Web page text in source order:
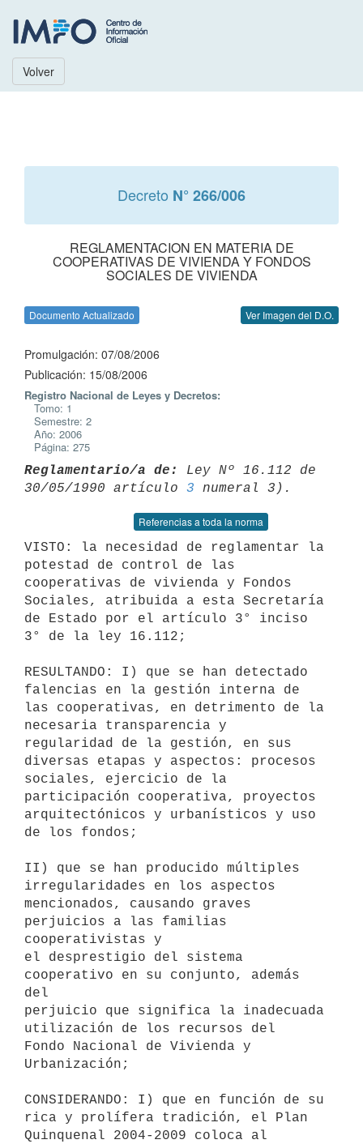
Volver
Decreto N° 266/006
REGLAMENTACION EN MATERIA DE
COOPERATIVAS DE VIVIENDA Y FONDOS
SOCIALES DE VIVIENDA
Documento Actualizado Ver Imagen del D.O.
Promulgación: 07/08/2006
Publicación: 15/08/2006
Registro Nacional de Leyes y Decretos:
Tomo: 1
Semestre: 2
Año: 2006
Página: 275
Reglamentario/a de:
Ley Nº 16.112 de
30/05/1990 artículo 3
Referencias a toda la norma
VISTO: la necesidad de reglamentar la
potestad de control de las
cooperativas de vivienda y Fondos
Sociales, atribuida a esta Secretaría
de Estado por el artículo 3° inciso
3° de la ley 16.112;
RESULTANDO: I) que se han detectado
falencias en la gestión interna de
las cooperativas, en detrimento de la
necesaria transparencia y
regularidad de la gestión, en sus
diversas etapas y aspectos: procesos
sociales, ejercicio de la
participación cooperativa, proyectos
arquitectónicos y urbanísticos y uso
de los fondos;
II) que se han producido múltiples
irregularidades en los aspectos
mencionados, causando graves
perjuicios a las familias
cooperativistas y
el desprestigio del sistema
cooperativo en su conjunto, además
del
perjuicio que significa la inadecuada
utilización de los recursos del
Fondo Nacional de Vivienda y
Urbanización;
CONSIDERANDO: I) que en función de su
rica y prolífera tradición, el Plan
Quinquenal 2004-2009 coloca al